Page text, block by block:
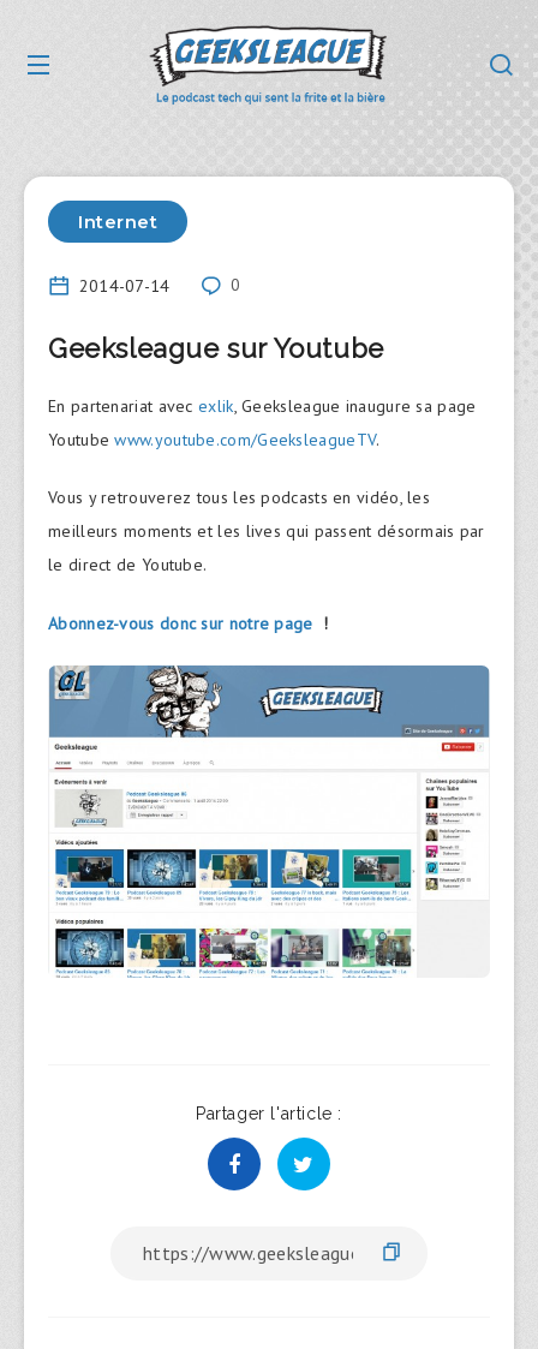
Internet
2014-07-14 0
Geeksleague sur Youtube
En partenariat avecexlik, Geeksleague inaugure sa page
Youtubewww.youtube.com/GeeksleagueTV.
Vous y retrouverez tous les podcasts en vidéo, les
meilleurs moments et les lives qui passent désormais par
le direct de Youtube.
Abonnez-vous donc sur notre page !
Partager l'article :